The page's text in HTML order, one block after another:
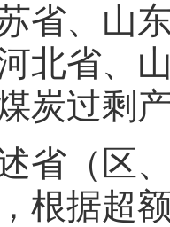
省、山
北省、
炭过剩
省（区
根据超